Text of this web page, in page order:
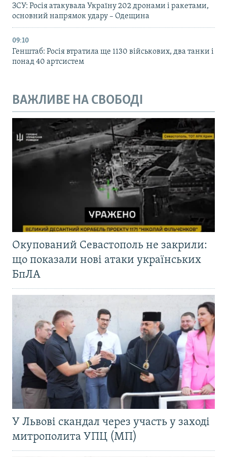
ЗСУ: Росія атакувала Україну 202 дронами і ракетами,
основний напрямок удару – Одещина
09:10
Генштаб: Росія втратила ще 1130 військових, два танки і
понад 40 артсистем
ВАЖЛИВЕ НА СВОБОДІ
Окупований Севастополь не закрили:
що показали нові атаки українських
БпЛА
У Львові скандал через участь у заході
митрополита УПЦ (МП)